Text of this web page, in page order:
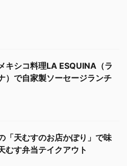
キシコ料理LA ESQUINA（ラ
）で自家製ソーセージランチ
「天むすのお店かぽり」で味
むす弁当テイクアウト